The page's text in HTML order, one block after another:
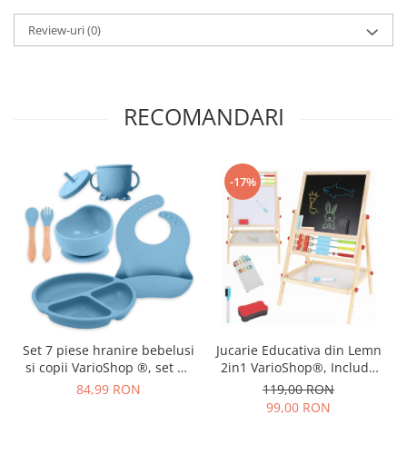
Review-uri(0)
RECOMANDARI
Set 7 piese hranire bebelusi
si copii VarioShop ®, set de
diversificare din silicon fara
84,99 RON
-17%
Jucarie Educativa din Lemn
2in1 VarioShop®, Include
Tabla Magnetica cu Marker
si Tabla de Scris cu 5 Crete
Colorate, Include Burete,
119,00 RON
99,00 RON